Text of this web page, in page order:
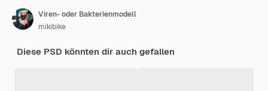
Viren- oder Bakterienmodell
mikibike
Diese PSD könnten dir auch gefallen